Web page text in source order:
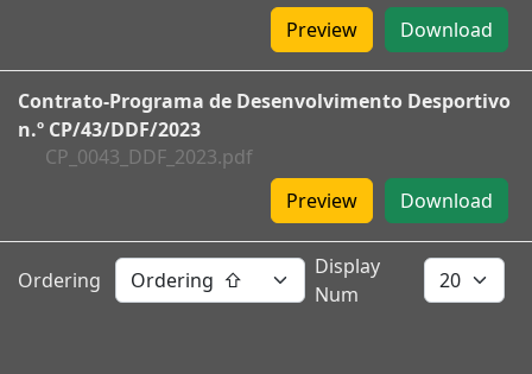
Download
Preview
Contrato-Programa de Desenvolvimento Desportivo
n.º CP/43/DDF/2023
CP_0043_DDF_2023.pdf
Download
Preview
Ordering
Display
Num